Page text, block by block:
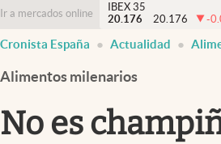
Ir a mercados online
IBEX 35
20.176
20.176 -
Cronista España Actualidad
Alimentos milenarios
No es